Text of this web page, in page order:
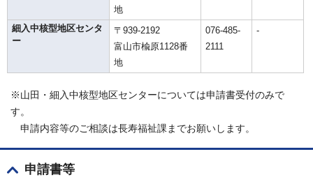
地
細入中核型地区センタ
ー
〒939-2192
富山市楡原1128番
地
076-485-
2111
-
※山田・細入中核型地区センターについては申請書受付のみで
す。
申請内容等のご相談は長寿福祉課までお願いします。
申請書等